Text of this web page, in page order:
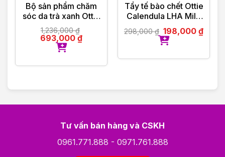
Bộ sản phẩm chăm
sóc da trà xanh Ottie
7 món
1,236,000₫
693,000₫
Tẩy tế bào chết Ottie
Calendula LHA Mild
Peeling Gel 120ml
298,000₫ 198,000₫
Tư vấn bán hàng và CSKH
0961.771.888 - 0971.761.888